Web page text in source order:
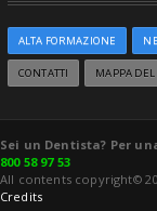
ALTA FORMAZIONE
CONTATTI MAPPA DEL
Sei un Dentista? Per
800 58 97 53
All contents copyright©
Credits